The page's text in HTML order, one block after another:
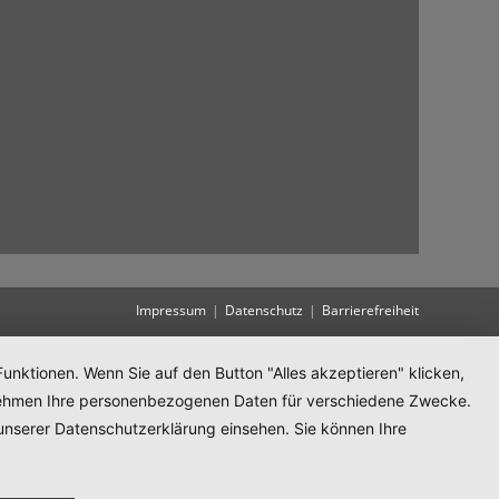
Impressum Datenschutz Barrierefreiheit
Wenn Sie auf den Button "Alles akzeptieren" klicken,
Ihre personenbezogenen Daten für verschiedene Zwecke.
Datenschutzerklärung einsehen. Sie können Ihre